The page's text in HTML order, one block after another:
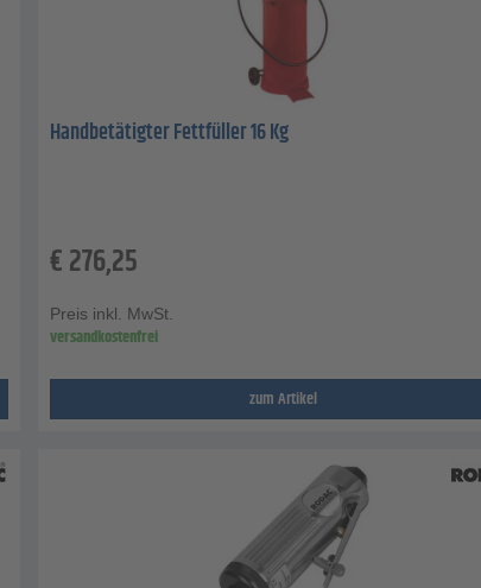
Handbetätigter Fettfüller 16 Kg
€276,25
Preis inkl. MwSt.
versandkostenfrei
zum Artikel